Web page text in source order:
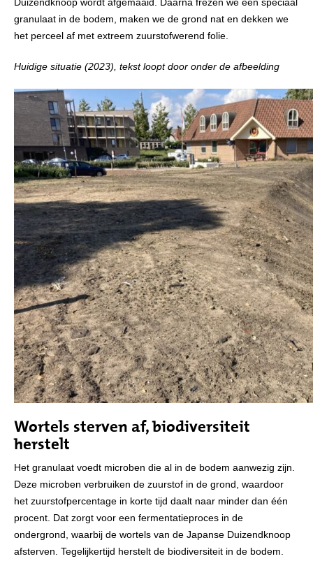
granulaat in de bodem, maken we de grond nat en dekken we
het perceel af met extreem zuurstofwerend folie.
Huidige situatie (2023), tekst loopt door onder de afbeelding
Wortels sterven af, biodiversiteit
herstelt
Het granulaat voedt microben die al in de bodem aanwezig zijn.
Deze microben verbruiken de zuurstof in de grond, waardoor
het zuurstofpercentage in korte tijd daalt naar minder dan één
procent. Dat zorgt voor een fermentatieproces in de
ondergrond, waarbij de wortels van de Japanse Duizendknoop
afsterven. Tegelijkertijd herstelt de biodiversiteit in de bodem.